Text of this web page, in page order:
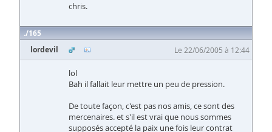
chris.
165
lordevil
Le 22/06/2005 à 12:44
lol
Bah il fallait leur mettre un peu de pression.
De toute façon, c'est pas nos amis, ce sont des
mercenaires. et s'il est vrai que nous sommes
supposés accepté la paix une fois leur contrat